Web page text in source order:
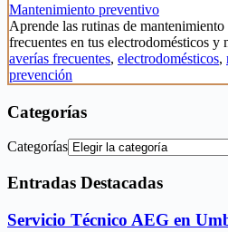
Mantenimiento preventivo
Aprende las rutinas de
frecuentes en tus electrodomésticos
averías frecuentes, electrodomésticos,
prevención
Categorías
Categorías
Entradas Destacadas
Servicio Técnico AEG en